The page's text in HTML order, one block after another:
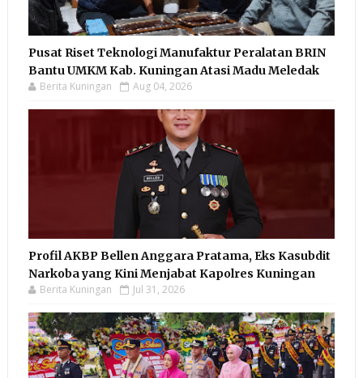
Pusat Riset Teknologi Manufaktur Peralatan BRIN
Bantu UMKM Kab. Kuningan Atasi Madu Meledak
Berita Kuningan Aug 04, 2026
Profil AKBP Bellen Anggara Pratama, Eks Kasubdit
Narkoba yang Kini Menjabat Kapolres Kuningan
Berita Kuningan Jul 31, 2026